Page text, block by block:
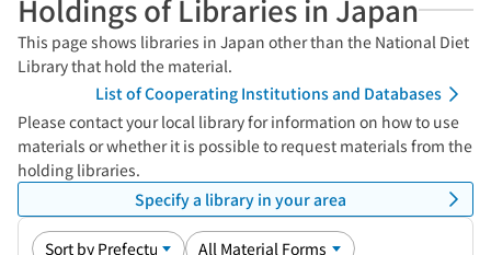
Holdings of Libraries in Japan
This page shows libraries in Japan other than the National Diet
Library that hold the material.
List of Cooperating Institutions and Databases
Please contact your local library for information on how to use
materials or whether it is possible to request materials from the
holding libraries.
Specify a library in your area